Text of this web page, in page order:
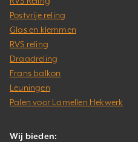
Postvrije reling
Glas en klemmen
RVS reling
Draadreling
Frans balkon
Leuningen
Palen voor Lamellen Hekwerk
Wij bieden: